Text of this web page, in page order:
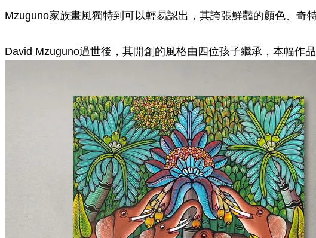
Mzuguno家族畫風獨特到可以輕易認出，其誇張鮮豔的顏色、奇
David Mzuguno過世後，其開創的風格由四位孩子繼承，本幅作